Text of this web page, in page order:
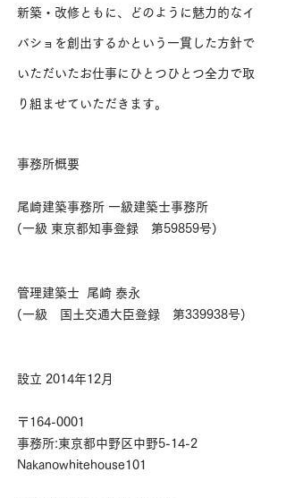
新築・改修ともに、どのように魅力的なイ
バショを創出するかという一貫した方針で
いただいたお仕事にひとつひとつ全力で取
り組ませていただきます。
​事務所概要
尾崎建築事務所 一級建築士事務所
(一級 東京都知事登録 第59859号)
管理建築士 尾崎 泰永
(一級 国土交通大臣登録 第339938号)
設立 2014年12月​
​〒164-0001
事務所:東京都中野区中野5-14-2
Nakanowhitehouse101